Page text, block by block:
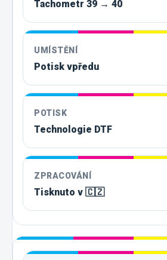
Tachometr 39 → 40
UMÍSTĚNÍ
Potisk vpředu
POTISK
Technologie DTF
ZPRACOVÁNÍ
Tisknuto v 🇨🇿